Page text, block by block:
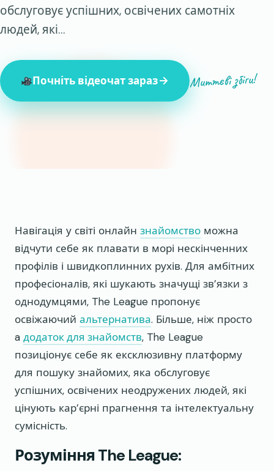
обслуговує успішних, освічених самотніх
людей, які…
Почніть відеочат зараз Миттєві збіги!
847 незнайомців онлайн зараз
Навігація у світі онлайн знайомство можна
відчути себе як плавати в морі нескінченних
профілів і швидкоплинних рухів. Для амбітних
професіоналів, які шукають значущі зв’язки з
однодумцями, The League пропонує
освіжаючий альтернатива. Більше, ніж просто
a додаток для знайомств, The League
позиціонує себе як ексклюзивну платформу
для пошуку знайомих, яка обслуговує
успішних, освічених неодружених людей, які
цінують кар’єрні прагнення та інтелектуальну
сумісність.
Розуміння The League: